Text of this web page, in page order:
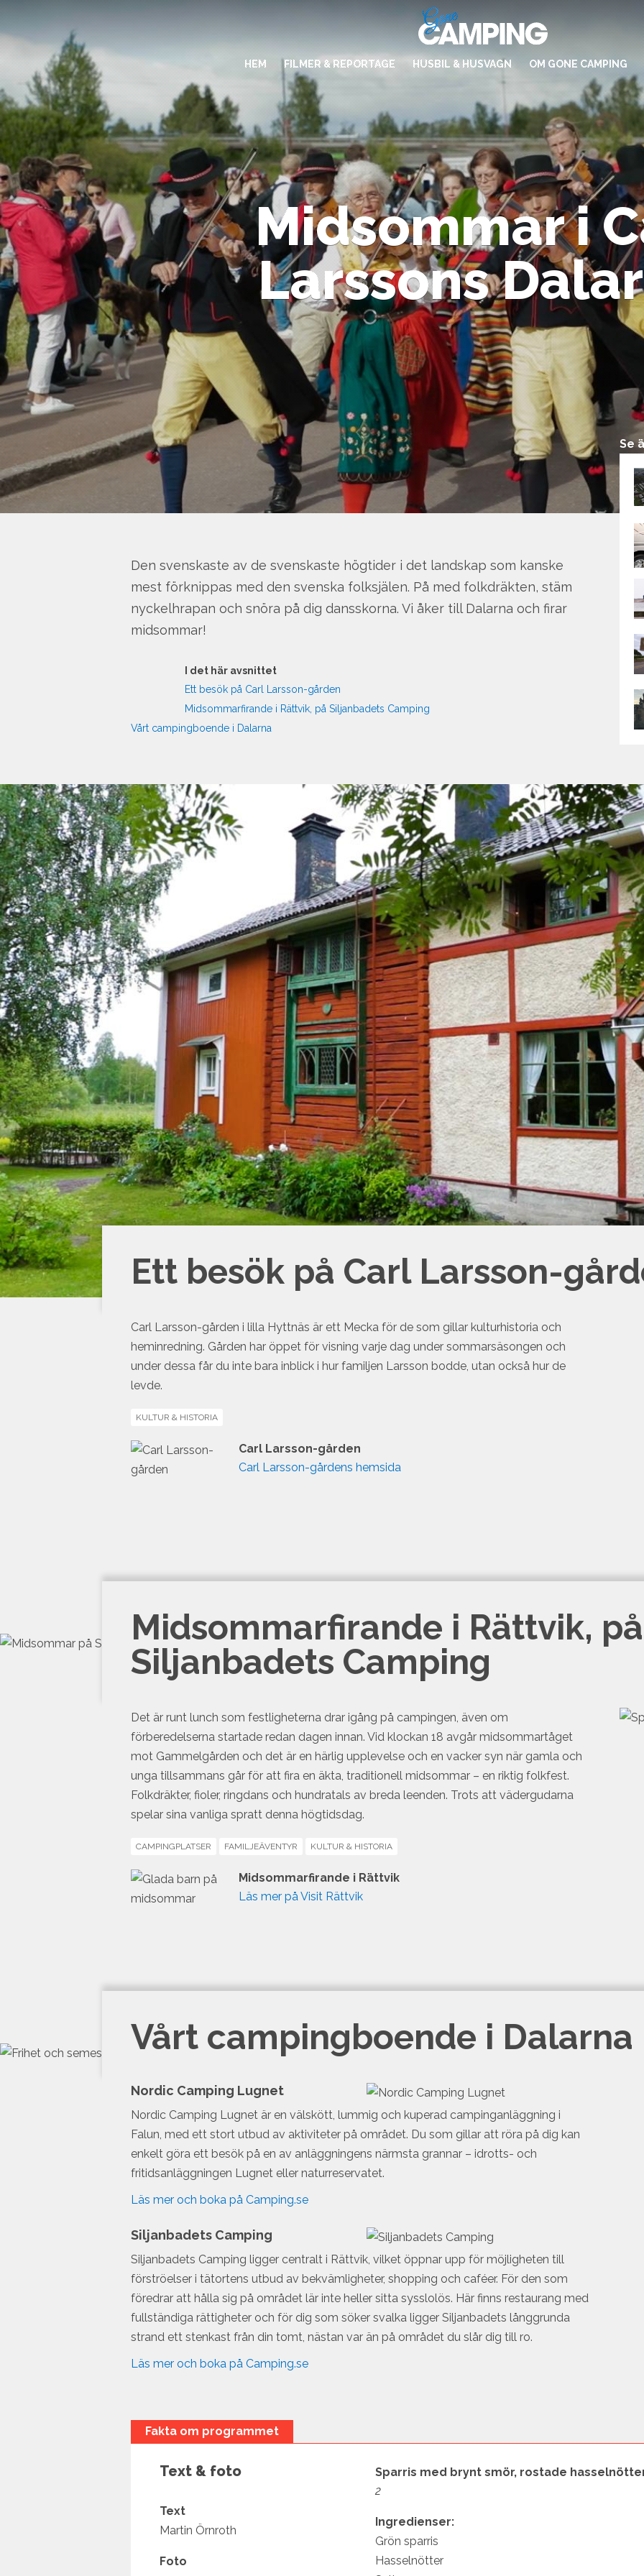
Jump
to
navigation
HEM FILMER & REPORTAGE HUSBIL & HUSVAGN OM GONE CAMPING
Midsommar i
Larssons
Den svenskaste av de svenskaste högtider i det landskap som kanske
mest förknippas med den svenska folksjälen. På med folkdräkten, stäm
nyckelhrapan och snöra på dig dansskorna. Vi åker till Dalarna och firar
midsommar!
I det här avsnittet
Ett besök på Carl Larsson-gården
Midsommarfirande i Rättvik, på Siljanbadets Camping
Vårt campingboende i Dalarna
Se
Ett besök på Carl Larsson-
Carl Larsson-gården i lilla Hyttnäs är ett Mecka för de som gillar kulturhistoria och
heminredning. Gården har öppet för visning varje dag under sommarsäsongen och
under dessa får du inte bara inblick i hur familjen Larsson bodde, utan också hur de
levde.
KULTUR & HISTORIA
Carl Larsson-gården
Carl Larsson-gårdens hemsida
Midsommarfirande i Rättvik, på
Siljanbadets Camping
Det är runt lunch som festligheterna drar igång på campingen, även om
förberedelserna startade redan dagen innan. Vid klockan 18 avgår midsommartåget
mot Gammelgården och det är en härlig upplevelse och en vacker syn när gamla och
unga tillsammans går för att fira en äkta, traditionell midsommar – en riktig folkfest.
Folkdräkter, fioler, ringdans och hundratals av breda leenden. Trots att vädergudarna
spelar sina vanliga spratt denna högtidsdag.
CAMPINGPLATSER FAMILJEÄVENTYR KULTUR & HISTORIA
Midsommarfirande i Rättvik
Läs mer på Visit Rättvik
Vårt campingboende i Dalarna
Nordic Camping Lugnet
Nordic Camping Lugnet är en välskött, lummig och kuperad campinganläggning i
Falun, med ett stort utbud av aktiviteter på området. Du som gillar att röra på dig kan
enkelt göra ett besök på en av anläggningens närmsta grannar – idrotts- och
fritidsanläggningen Lugnet eller naturreservatet.
Läs mer och boka på Camping.se
Siljanbadets Camping
Siljanbadets Camping ligger centralt i Rättvik, vilket öppnar upp för möjligheten till
förströelser i tätortens utbud av bekvämligheter, shopping och caféer. För den som
föredrar att hålla sig på området lär inte heller sitta sysslolös. Här finns restaurang med
fullständiga rättigheter och för dig som söker svalka ligger Siljanbadets långgrunda
strand ett stenkast från din tomt, nästan var än på området du slår dig till ro.
Läs mer och boka på Camping.se
Fakta om programmet
Text & foto
Text
Martin Örnroth
Foto
Sparris med brynt smör, rostade
2
Ingredienser:
Grön sparris
Hasselnötter